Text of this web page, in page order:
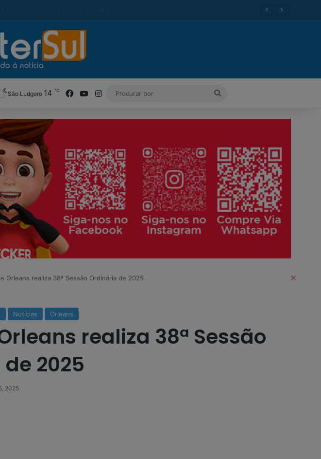
São Ludgero 14 ℃ Facebook
YouTube
Instagram
Orleans realiza 38ª Sessão Ordinária de 2025
Notícias Orleans
realiza 38ª Sessão
2025
2025